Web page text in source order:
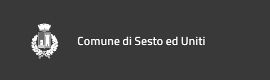
Comune di Sesto ed Uniti